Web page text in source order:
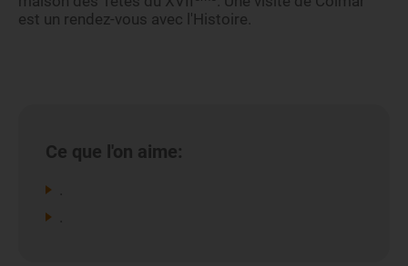
est un rendez-vous avec l'Histoire.
Ce que l'on aime: